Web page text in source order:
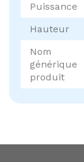
Puissance
Hauteur
Nom
générique
produit